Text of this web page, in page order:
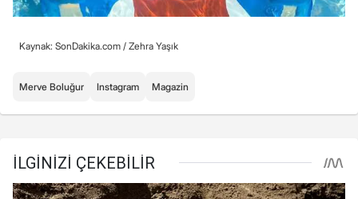
Kaynak: SonDakika.com / Zehra Yaşık
Merve Boluğur Instagram Magazin